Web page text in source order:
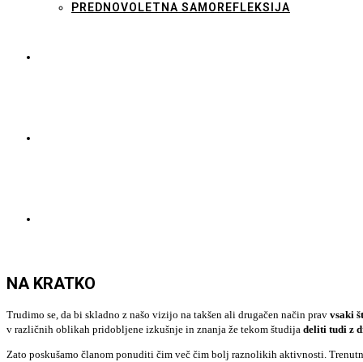
PREDNOVOLETNA SAMOREFLEKSIJA
NA KRATKO
Trudimo se, da bi skladno z našo vizijo na takšen ali drugačen način prav vsaki
v različnih oblikah pridobljene izkušnje in znanja že tekom študija deliti tudi z
Zato poskušamo članom ponuditi čim več čim bolj raznolikih aktivnosti.